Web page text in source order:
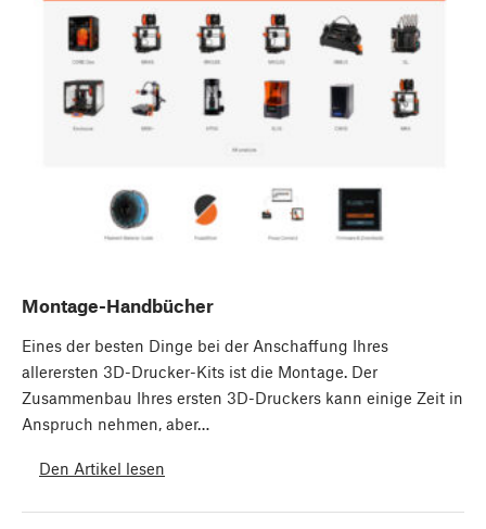
Montage-Handbücher
Eines der besten Dinge bei der Anschaffung Ihres
allerersten 3D-Drucker-Kits ist die Montage. Der
Zusammenbau Ihres ersten 3D-Druckers kann einige Zeit in
Anspruch nehmen, aber…
Den Artikel lesen